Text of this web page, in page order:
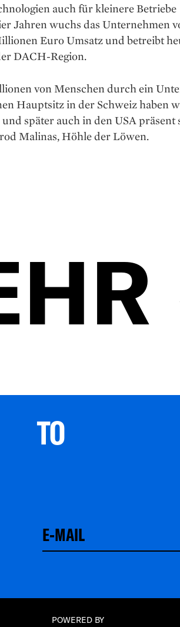
auch für kleinere Betriebe
Jahren wuchs das Unternehmen
Euro Umsatz und betreibt
DACH-Region.
von Menschen durch ein
Hauptsitz in der Schweiz haben
später auch in den USA präsent
Malinas, Höhle der Löwen.
POWERED BY